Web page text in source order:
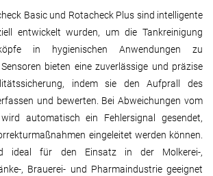
Basic und Rotacheck Plus sind intelligente
entwickelt wurden, um die Tankreinigung
in hygienischen Anwendungen zu
bieten eine zuverlässige und präzise
indem sie den Aufprall des
und bewerten. Bei Abweichungen vom
automatisch ein Fehlersignal gesendet,
eingeleitet werden können.
ideal für den Einsatz in der Molkerei-,
, Brauerei- und Pharmaindustrie geeignet